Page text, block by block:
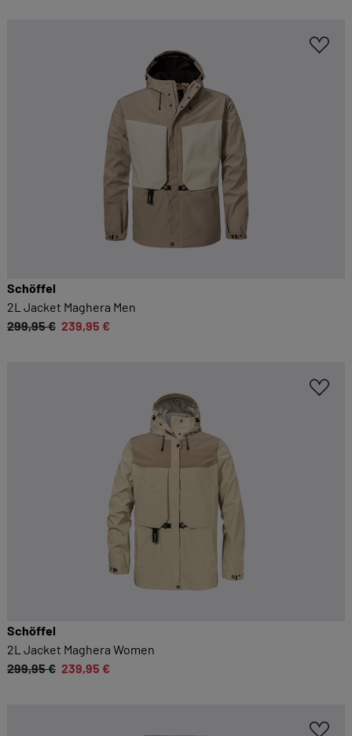
Schöffel
2L Jacket Maghera Men
299,95 € 239,95 €
Schöffel
2L Jacket Maghera Women
299,95 € 239,95 €